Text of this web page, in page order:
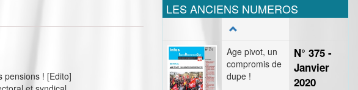
pensions ! [Edito]
LES ANCIENS NUMEROS
Age pivot, un
compromis de
dupe !
N° 375 -
Janvier
2020